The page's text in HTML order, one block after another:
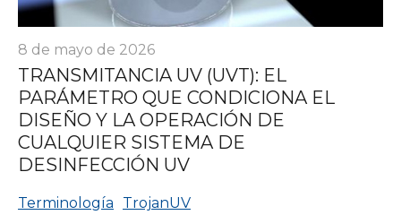
8 de mayo de 2026
TRANSMITANCIA UV (UVT): EL
PARÁMETRO QUE CONDICIONA EL
DISEÑO Y LA OPERACIÓN DE
CUALQUIER SISTEMA DE
DESINFECCIÓN UV
Terminología TrojanUV